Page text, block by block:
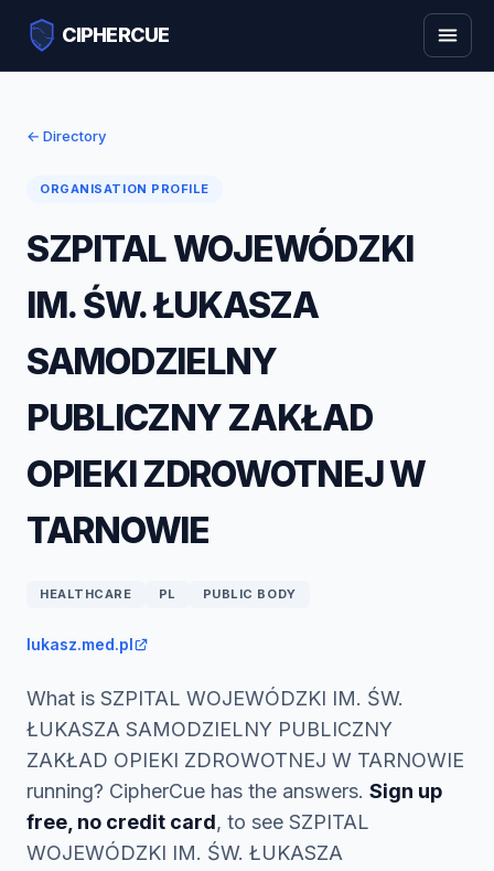
CIPHERCUE
← Directory
ORGANISATION PROFILE
SZPITAL WOJEWÓDZKI
IM. ŚW. ŁUKASZA
SAMODZIELNY
PUBLICZNY ZAKŁAD
OPIEKI ZDROWOTNEJ W
TARNOWIE
HEALTHCARE PL PUBLIC BODY
lukasz.med.pl
What is SZPITAL WOJEWÓDZKI IM. ŚW.
ŁUKASZA SAMODZIELNY PUBLICZNY
ZAKŁAD OPIEKI ZDROWOTNEJ W TARNOWIE
running? CipherCue has the answers. Sign up
free, no credit card, to see SZPITAL
WOJEWÓDZKI IM. ŚW. ŁUKASZA